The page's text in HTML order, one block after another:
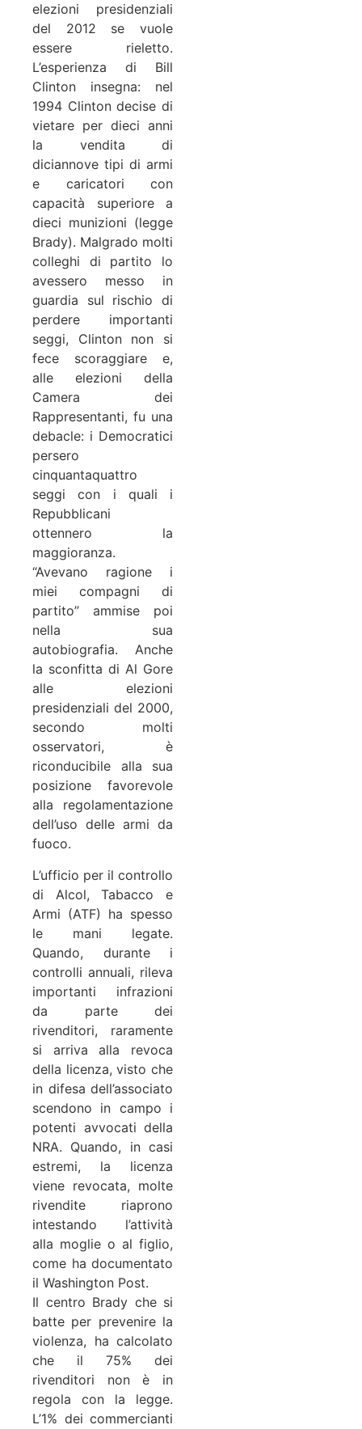
elezioni presidenziali
del 2012 se vuole
essere rieletto.
L’esperienza di Bill
Clinton insegna: nel
1994 Clinton decise di
vietare per dieci anni
la vendita di
diciannove tipi di armi
e caricatori con
capacità superiore a
dieci munizioni (legge
Brady). Malgrado molti
colleghi di partito lo
avessero messo in
guardia sul rischio di
perdere importanti
seggi, Clinton non si
fece scoraggiare e,
alle elezioni della
Camera dei
Rappresentanti, fu una
debacle: i Democratici
persero
cinquantaquattro
seggi con i quali i
Repubblicani
ottennero la
maggioranza.
“Avevano ragione i
miei compagni di
partito” ammise poi
nella sua
autobiografia. Anche
la sconfitta di Al Gore
alle elezioni
presidenziali del 2000,
secondo molti
osservatori, è
riconducibile alla sua
posizione favorevole
alla regolamentazione
dell’uso delle armi da
fuoco.
L’ufficio per il controllo
di Alcol, Tabacco e
Armi (ATF) ha spesso
le mani legate.
Quando, durante i
controlli annuali, rileva
importanti infrazioni
da parte dei
rivenditori, raramente
si arriva alla revoca
della licenza, visto che
in difesa dell’associato
scendono in campo i
potenti avvocati della
NRA. Quando, in casi
estremi, la licenza
viene revocata, molte
rivendite riaprono
intestando l’attività
alla moglie o al figlio,
come ha documentato
il Washington Post.
Il centro Brady che si
batte per prevenire la
violenza, ha calcolato
che il 75% dei
rivenditori non è in
regola con la legge.
L’1% dei commercianti